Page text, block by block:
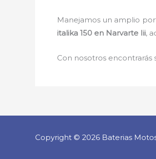
Manejamos un amplio
italika 150 en Narvarte Iii,
Con nosotros encontrarás
Copyright © 2026 Baterias